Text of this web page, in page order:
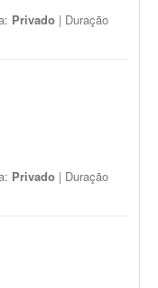
Privado | Duração
Privado | Duração